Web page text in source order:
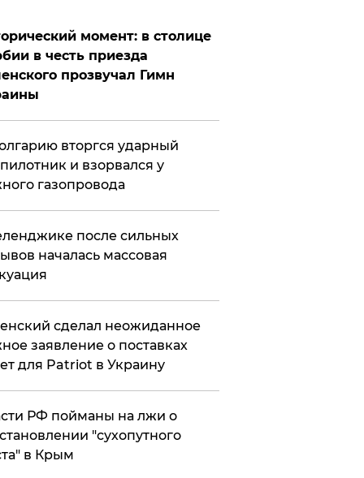
момент: в столице
в честь приезда
прозвучал Гимн
вторгся ударный
и взорвался у
газопровода
после сильных
началась массовая
сделал неожиданное
заявление о поставках
для Patriot в Украину
РФ пойманы на лжи о
"сухопутного
в Крым